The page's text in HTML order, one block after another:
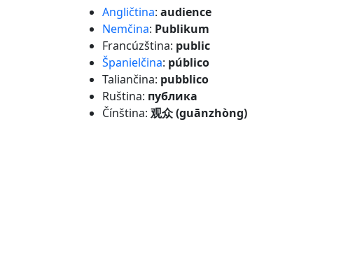
Angličtina: audience
Nemčina: Publikum
Francúzština: public
Španielčina: público
Taliančina: pubblico
Ruština: публика
Čínština: 观众 (guānzhòng)